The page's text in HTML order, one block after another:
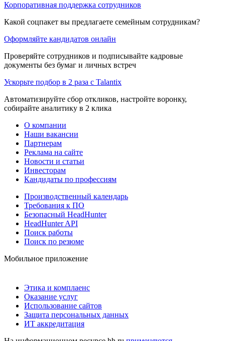
Корпоративная поддержка сотрудников
Какой соцпакет вы предлагаете семейным сотрудникам?
Оформляйте кандидатов онлайн
Проверяйте сотрудников и подписывайте кадровые
документы без бумаг и личных встреч
Ускорьте подбор в 2 раза с Talantix
Автоматизируйте сбор откликов, настройте воронку,
собирайте аналитику в 2 клика
О компании
Наши вакансии
Партнерам
Реклама на сайте
Новости и статьи
Инвесторам
Кандидаты по профессиям
Производственный календарь
Требования к ПО
Безопасный HeadHunter
HeadHunter API
Поиск работы
Поиск по резюме
Мобильное приложение
Этика и комплаенс
Оказание услуг
Использование сайтов
Защита персональных данных
ИТ аккредитация